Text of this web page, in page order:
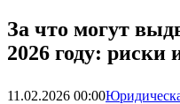
За что могут
2026 году:
11.02.2026 00:00